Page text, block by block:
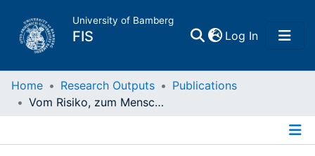
University of Bamberg
FIS Log In(current)
Home
Home Research Outputs
Publications
Vom Risiko, zum Menschen in die Welt hinauszugehen